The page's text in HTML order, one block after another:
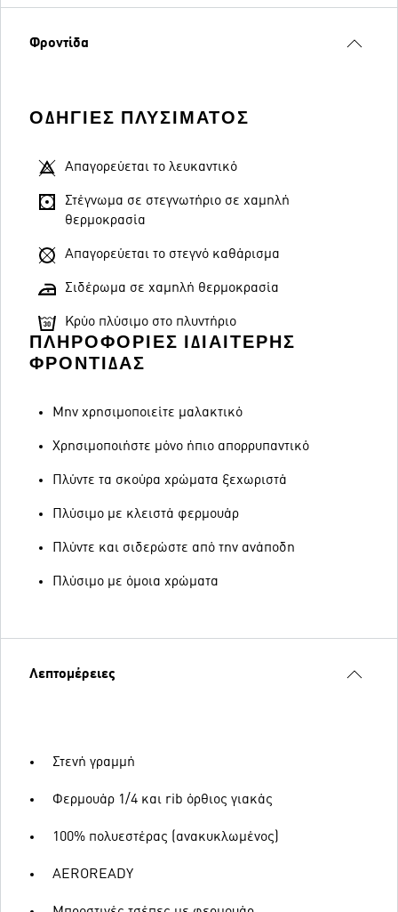
Φροντίδα
ΟΔΗΓΊΕΣ ΠΛΥΣΊΜΑΤΟΣ
Απαγορεύεται το λευκαντικό
Στέγνωμα σε στεγνωτήριο σε χαμηλή
θερμοκρασία
Απαγορεύεται το στεγνό καθάρισμα
Σιδέρωμα σε χαμηλή θερμοκρασία
Κρύο πλύσιμο στο πλυντήριο
ΠΛΗΡΟΦΟΡΊΕΣ ΙΔΙΑΊΤΕΡΗΣ
ΦΡΟΝΤΊΔΑΣ
Μην χρησιμοποιείτε μαλακτικό
Χρησιμοποιήστε μόνο ήπιο απορρυπαντικό
Πλύντε τα σκούρα χρώματα ξεχωριστά
Πλύσιμο με κλειστά φερμουάρ
Πλύντε και σιδερώστε από την ανάποδη
Πλύσιμο με όμοια χρώματα
Λεπτομέρειες
Στενή γραμμή
Φερμουάρ 1/4 και rib όρθιος γιακάς
100% πολυεστέρας (ανακυκλωμένος)
AEROREADY